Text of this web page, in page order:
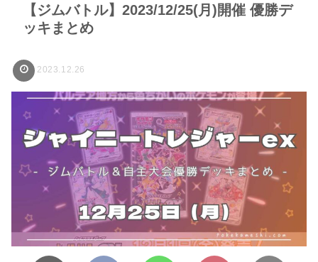
【ジムバトル】2023/12/25(月)開催 優勝デ
ッキまとめ
2023.12.26